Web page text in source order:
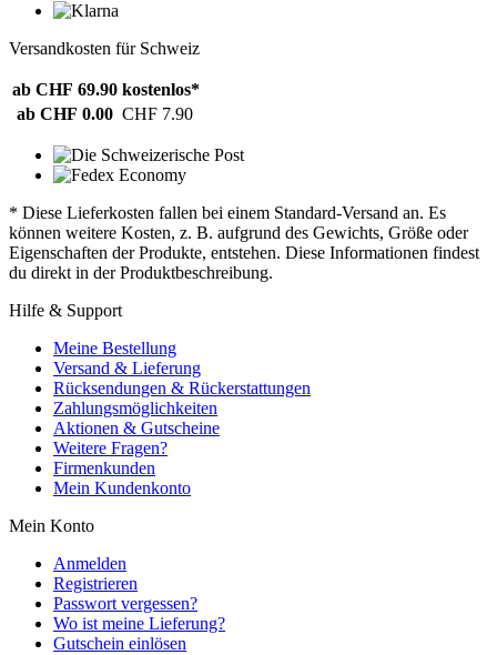
Versandkosten für Schweiz
ab CHF 69.90 kostenlos*
ab CHF 0.00 CHF 7.90
* Diese Lieferkosten fallen bei einem Standard-Versand an. Es
können weitere Kosten, z. B. aufgrund des Gewichts, Größe oder
Eigenschaften der Produkte, entstehen. Diese Informationen findest
du direkt in der Produktbeschreibung.
Hilfe & Support
Meine Bestellung
Versand & Lieferung
Rücksendungen & Rückerstattungen
Zahlungsmöglichkeiten
Aktionen & Gutscheine
Weitere Fragen?
Firmenkunden
Mein Kundenkonto
Mein Konto
Anmelden
Registrieren
Passwort vergessen?
Wo ist meine Lieferung?
Gutschein einlösen